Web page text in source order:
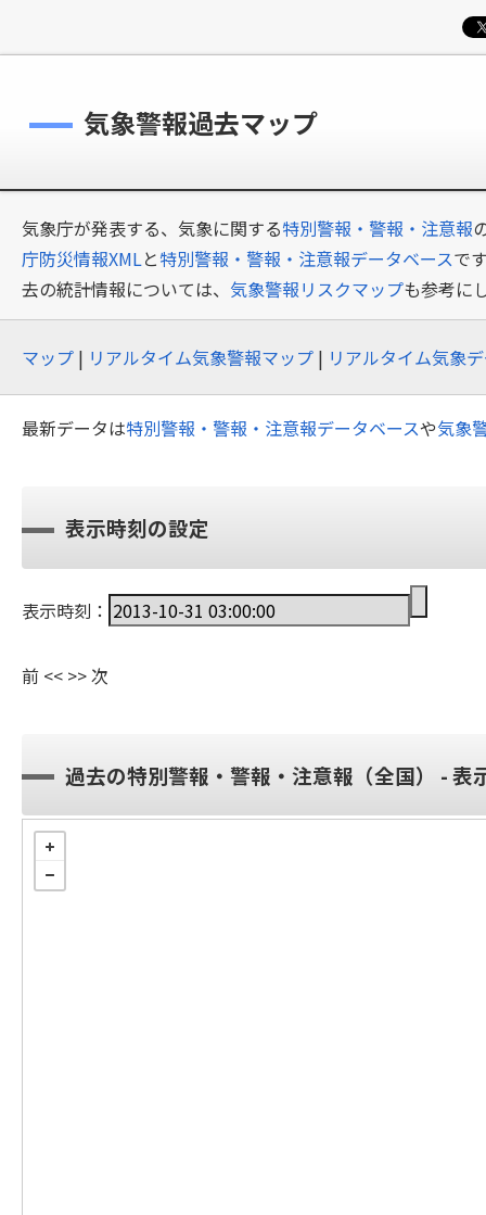
気象警報過去マップ
気象庁が発表する、気象に関する特別警報・警報・注意報
庁防災情報XMLと特別警報・警報・注意報データベースで
去の統計情報については、 気象警報リスクマップも参考に
マップ | リアルタイム気象警報マップ | リアルタイム気象
最新データは特別警報・警報・注意報データベースや気象
表示時刻の設定
表示時刻：
前 << >>次
過去の特別警報・警報・注意報（全国） - 表